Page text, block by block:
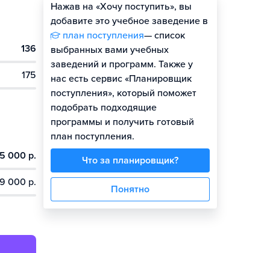
136
175
000 р.
000 р.
Нажав на «Хочу поступить», вы
добавите это учебное заведение в
план поступления— список
выбранных вами учебных
заведений и программ. Также у
нас есть сервис «Планировщик
поступления», который поможет
подобрать подходящие
программы и получить готовый
план поступления.
Что за планировщик?
Понятно
Оценить шансы
Гайд по поступлению